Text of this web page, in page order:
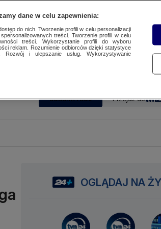
SUBSKRYBUJ Przejdź do
OGLĄDAJ NA
dane w celu zapewnienia:
do nich. Tworzenie profili w celu personalizacji
treści. Tworzenie profili w celu
treści. Wykorzystanie profili do wyboru
reklam. Rozumienie odbiorców dzięki statystyce
i ulepszanie usług. Wykorzystywanie